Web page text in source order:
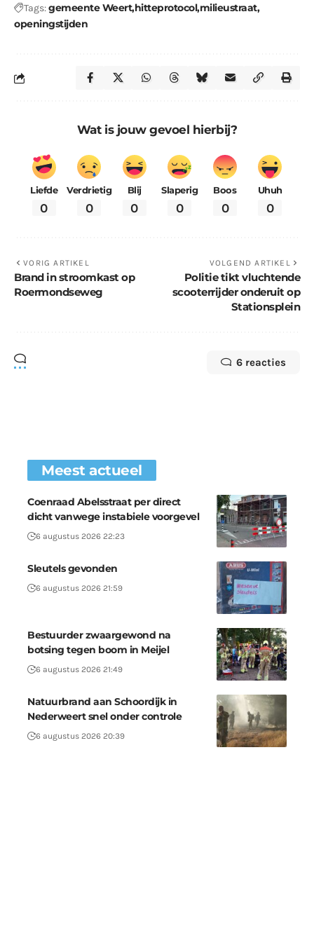
Tags:gemeente Weerthitteprotocolmilieustraat
openingstijden
Wat is jouw gevoel hierbij?
Liefde
0
Verdrietig
0
Blij
0
Slaperig
0
Boos
0
Uhuh
0
VORIG ARTIKEL
Brand in stroomkast op
Roermondseweg
VOLGEND ARTIKEL
Politie tikt vluchtende
scooterrijder onderuit op
Stationsplein
6 reacties
Meest actueel
Coenraad Abelsstraat per direct
dicht vanwege instabiele voorgevel
6 augustus 2026 22:23
Sleutels gevonden
6 augustus 2026 21:59
Bestuurder zwaargewond na
botsing tegen boom in Meijel
6 augustus 2026 21:49
Natuurbrand aan Schoordijk in
Nederweert snel onder controle
6 augustus 2026 20:39